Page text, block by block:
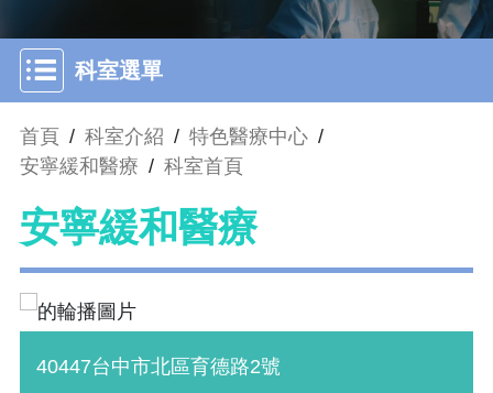
科室選單
首頁 / 科室介紹 / 特色醫療中心 /
安寧緩和醫療 / 科室首頁
安寧緩和醫療
40447台中市北區育德路2號